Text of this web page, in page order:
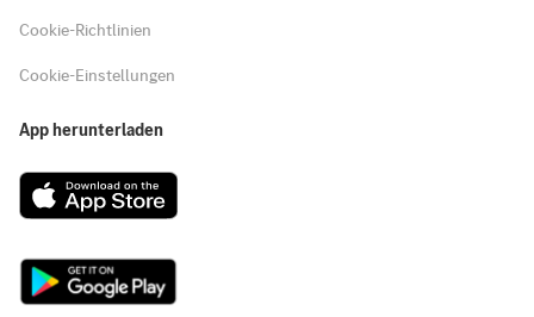
Cookie-Richtlinien
Cookie-Einstellungen
App herunterladen